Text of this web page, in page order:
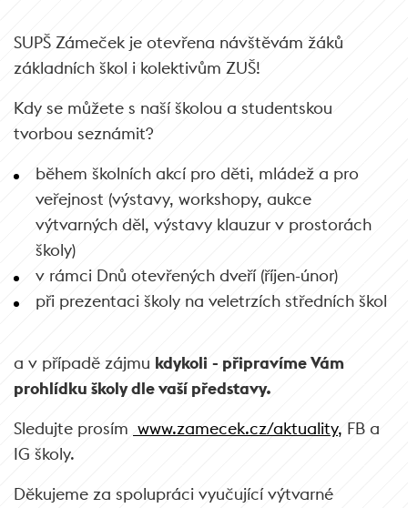
SUPŠ Zámeček je otevřena návštěvám žáků
základních škol i kolektivům ZUŠ!
Kdy se můžete s naší školou a studentskou
tvorbou seznámit?
během školních akcí pro děti, mládež a pro
veřejnost (výstavy, workshopy, aukce
výtvarných děl, výstavy klauzur v prostorách
školy)
v rámci Dnů otevřených dveří (říjen-únor)
při prezentaci školy na veletrzích středních škol
a v případě zájmu kdykoli - připravíme Vám
prohlídku školy dle vaší představy.
Sledujte prosím www.zamecek.cz/aktuality, FB a
IG školy.
Děkujeme za spolupráci vyučující výtvarné